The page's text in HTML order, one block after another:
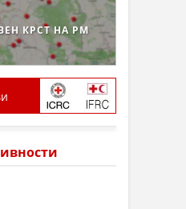
КРСТ НА РМ